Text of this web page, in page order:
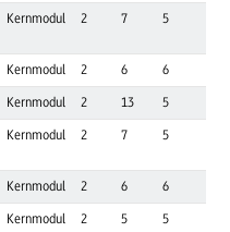
Kernmodul 2 7 5
Kernmodul 2 6 6
Kernmodul 2 13 5
Kernmodul 2 7 5
Kernmodul 2 6 6
Kernmodul 2 5 5